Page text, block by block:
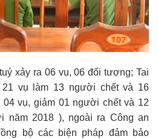
xảy ra 06 vụ, 06 đối tượng; Tai
vụ làm 13 người chết và 16
vụ, giảm 01 người chết và 12
năm 2018 ), ngoài ra Công an
bộ các biện pháp đảm bảo